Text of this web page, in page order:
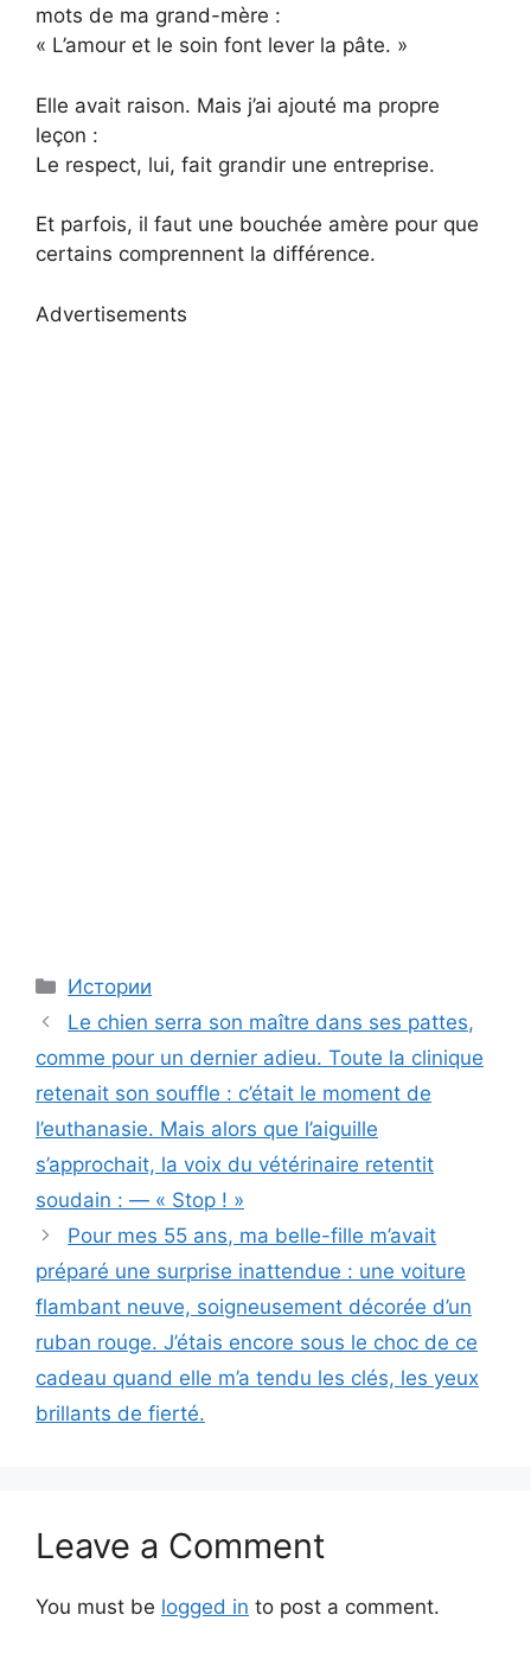
mots de ma grand-mère :
« L’amour et le soin font lever la pâte. »
Elle avait raison. Mais j’ai ajouté ma propre
leçon :
Le respect, lui, fait grandir une entreprise.
Et parfois, il faut une bouchée amère pour que
certains comprennent la différence.
Advertisements
Categories
Истории
Le chien serra son maître dans ses pattes,
comme pour un dernier adieu. Toute la clinique
retenait son souffle : c’était le moment de
l’euthanasie. Mais alors que l’aiguille
s’approchait, la voix du vétérinaire retentit
soudain : — « Stop ! »
Pour mes 55 ans, ma belle-fille m’avait
préparé une surprise inattendue : une voiture
flambant neuve, soigneusement décorée d’un
ruban rouge. J’étais encore sous le choc de ce
cadeau quand elle m’a tendu les clés, les yeux
brillants de fierté.
Leave a Comment
You must be logged in to post a comment.